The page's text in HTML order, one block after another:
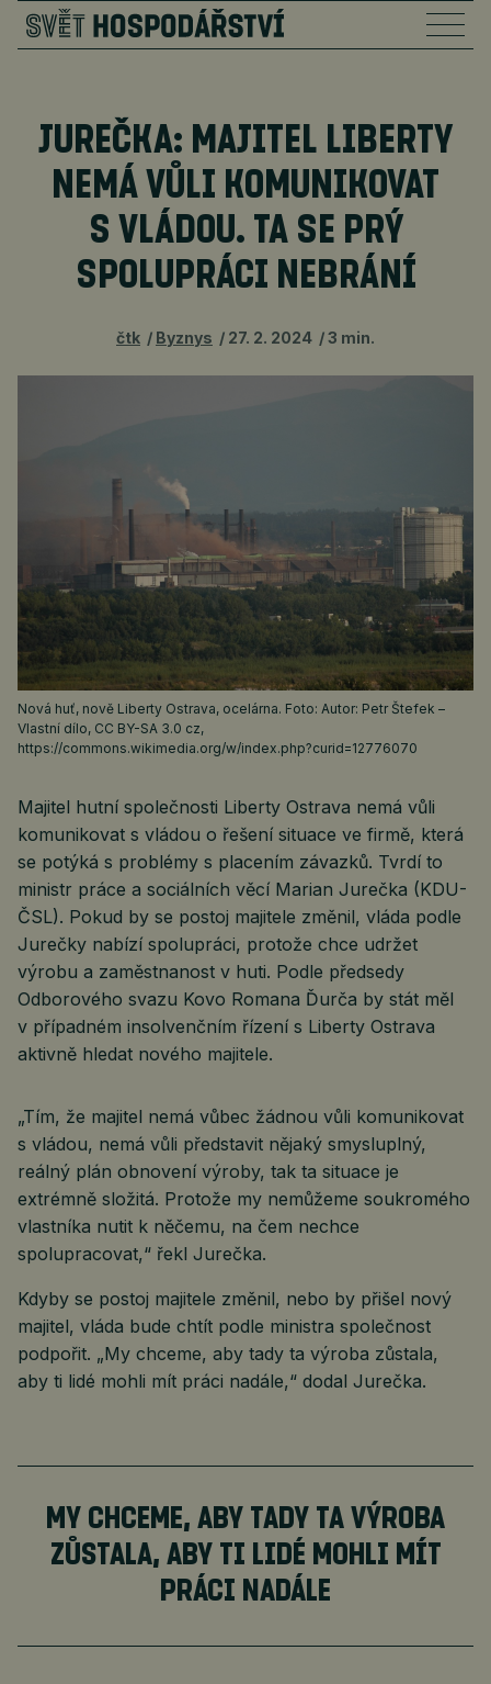
JUREČKA: MAJITEL LIBERTY
NEMÁ VŮLI KOMUNIKOVAT
S VLÁDOU. TA SE PRÝ
SPOLUPRÁCI NEBRÁNÍ
čtk Byznys 27. 2. 2024 3 min.
Nová huť, nově Liberty Ostrava, ocelárna. Foto: Autor: Petr Štefek –
Vlastní dílo, CC BY-SA 3.0 cz,
https://commons.wikimedia.org/w/index.php?curid=12776070
Majitel hutní společnosti Liberty Ostrava nemá vůli
komunikovat s vládou o řešení situace ve firmě, která
se potýká s problémy s placením závazků. Tvrdí to
ministr práce a sociálních věcí Marian Jurečka (KDU-
ČSL). Pokud by se postoj majitele změnil, vláda podle
Jurečky nabízí spolupráci, protože chce udržet
výrobu a zaměstnanost v huti. Podle předsedy
Odborového svazu Kovo Romana Ďurča by stát měl
v případném insolvenčním řízení s Liberty Ostrava
aktivně hledat nového majitele.
„Tím, že majitel nemá vůbec žádnou vůli komunikovat
s vládou, nemá vůli představit nějaký smysluplný,
reálný plán obnovení výroby, tak ta situace je
extrémně složitá. Protože my nemůžeme soukromého
vlastníka nutit k něčemu, na čem nechce
spolupracovat,“ řekl Jurečka.
Kdyby se postoj majitele změnil, nebo by přišel nový
majitel, vláda bude chtít podle ministra společnost
podpořit. „My chceme, aby tady ta výroba zůstala,
aby ti lidé mohli mít práci nadále,“ dodal Jurečka.
MY CHCEME, ABY TADY TA VÝROBA
ZŮSTALA, ABY TI LIDÉ MOHLI MÍT
PRÁCI NADÁLE